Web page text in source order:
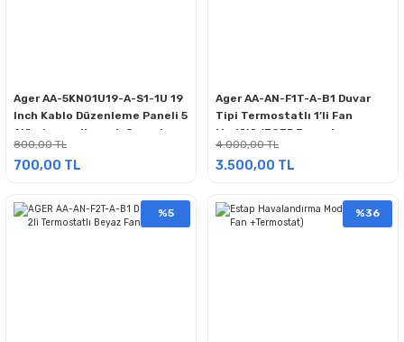
Ager AA-5KN01U19-A-S1-1U 19
Inch Kablo Düzenleme Paneli 5
Alüminyum Kancalı Organizer
800,00 TL
700,00 TL
Ager AA-AN-F1T-A-B1 Duvar
Tipi Termostatlı 1’li Fan
Modülü (7035 Beyaz)
4.000,00 TL
3.500,00 TL
%5 %36